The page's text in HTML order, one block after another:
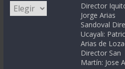
Categorías
Director
Jorge Arias
Sandoval
Ucayali:
Arias de
Director San
Martín: Jose